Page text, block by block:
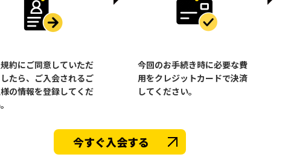
約にご同意していただ
たら、ご入会されるご
の情報を登録してくだ
今回のお手続き時に必要な費
用をクレジットカードで決済
してください。
今すぐ入会する